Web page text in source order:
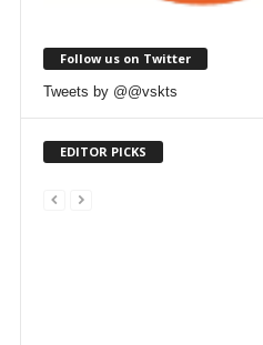
Follow us on Twitter
Tweets by @@vskts
EDITOR PICKS